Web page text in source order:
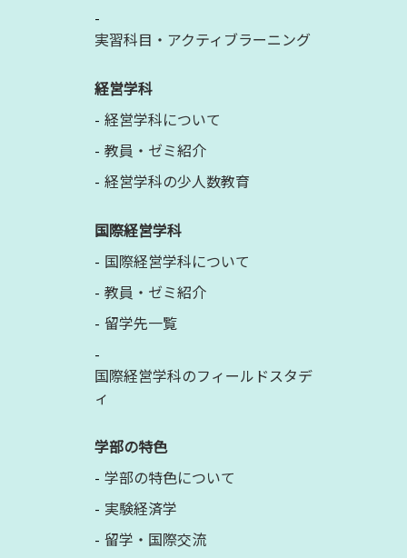
実習科目・アクティブラーニング
経営学科
経営学科について
教員・ゼミ紹介
経営学科の少人数教育
国際経営学科
国際経営学科について
教員・ゼミ紹介
留学先一覧
国際経営学科のフィールドスタデ
ィ
学部の特色
学部の特色について
実験経済学
留学・国際交流